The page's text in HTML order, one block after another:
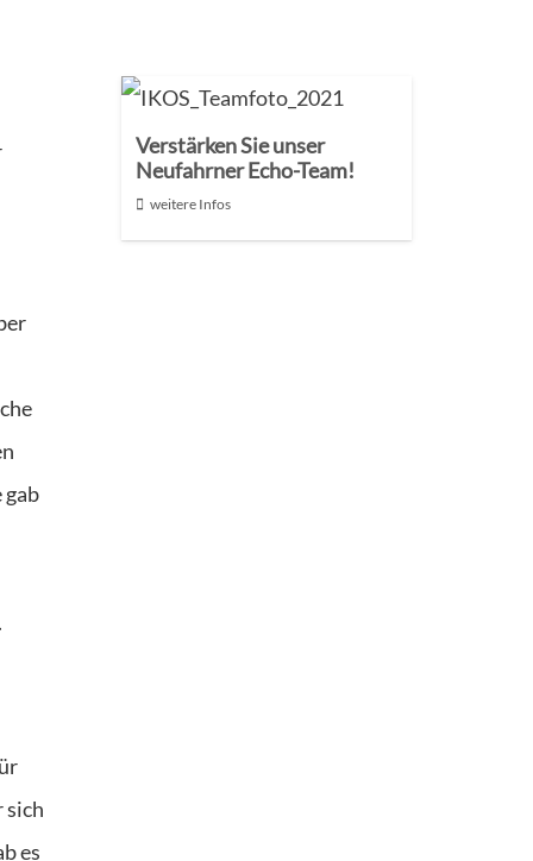
gab
sich
es
Verstärken Sie unser
Neufahrner Echo-Team!
weitere Infos